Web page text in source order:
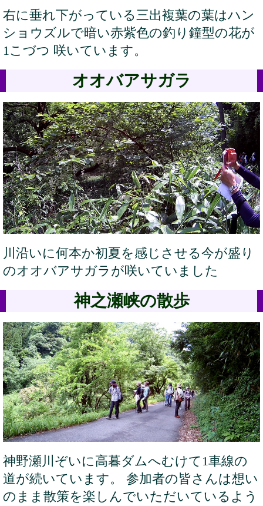
右に垂れ下がっている三出複葉の葉はハン
ショウズルで暗い赤紫色の釣り鐘型の花が
1こづつ 咲いています。
オオバアサガラ
川沿いに何本か初夏を感じさせる今が盛り
のオオバアサガラが咲いていました
神之瀬峡の散歩
神野瀬川ぞいに高暮ダムへむけて1車線の
道が続いています。 参加者の皆さんは想い
のまま散策を楽しんでいただいているよう